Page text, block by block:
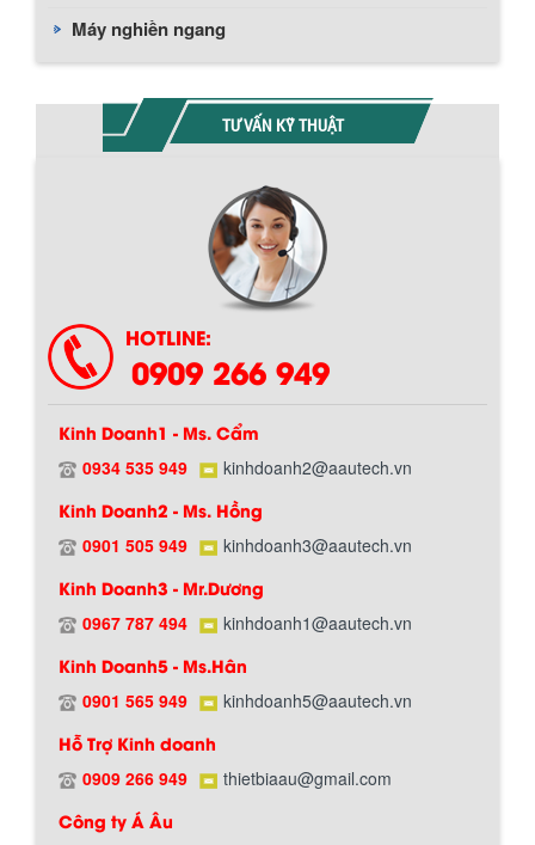
Máy nghiền ngang
TƯ VẤN KỸ THUẬT
HOTLINE:
0909 266 949
Kinh Doanh1 - Ms. Cẩm
0934 535 949 kinhdoanh2@aautech.vn
Kinh Doanh2 - Ms. Hồng
0901 505 949 kinhdoanh3@aautech.vn
Kinh Doanh3 - Mr.Dương
0967 787 494 kinhdoanh1@aautech.vn
Kinh Doanh5 - Ms.Hân
0901 565 949 kinhdoanh5@aautech.vn
Hỗ Trợ Kinh doanh
0909 266 949 thietbiaau@gmail.com
Công ty Á Âu
Chính sách giao hàng
Hướng dẫn thanh toán mua hàng
Bồn chứa giải nhiệt sơn, mực in có cấu
tạo gồm 2 lớp inox và được dùng để
Máy trộn bột khô 500kg được thiết kế
thân bồn nằm ngang, với cánh trộn bột
xoay đảo thuận nghịch. Vật liệu...
MÁY TRỘN BỘT KHÔ 200KG